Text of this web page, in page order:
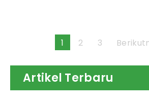
1 2 3
Artikel Terbaru